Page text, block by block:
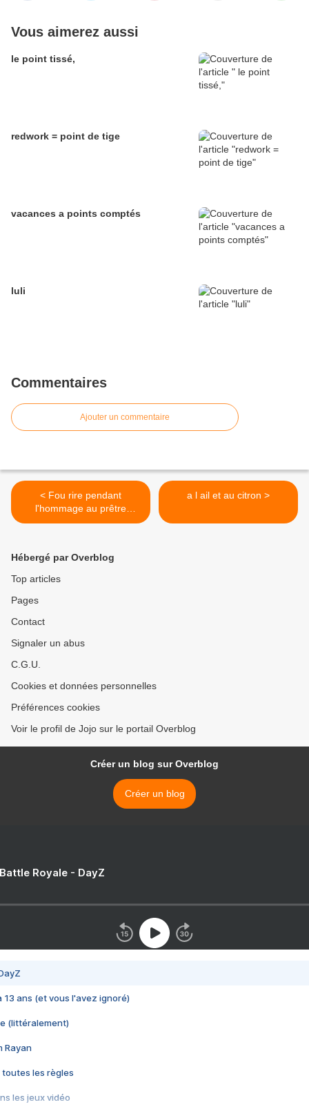
Vous aimerez aussi
le point tissé,
redwork = point de tige
vacances a points comptés
luli
Commentaires
Ajouter un commentaire
< Fou rire pendant
l'hommage au prêtre
égorgé :...
a l ail et au citron >
Hébergé par Overblog
Top articles
Pages
Contact
Signaler un abus
C.G.U.
Cookies et données personnelles
Préférences cookies
Voir le profil de Jojo sur le portail Overblog
Créer un blog sur Overblog
Créer un blog
Royale - DayZ
13 ans (et vous l'avez ignoré)
(littéralement)
Rayan
toutes les règles
les jeux vidéo